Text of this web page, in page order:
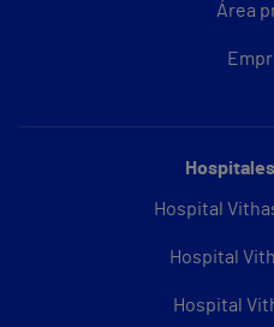
Área
Hospital
Hospital
Hospital